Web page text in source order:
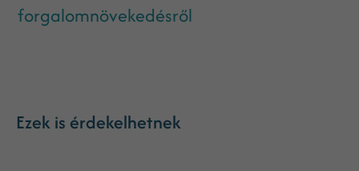
forgalomnövekedésről
Ezek is érdekelhetnek